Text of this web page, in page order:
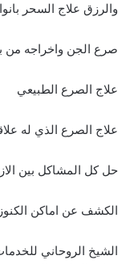
والرزق علاج السحر
صرع الجن واخراجه
علاج الصرع الطبيعي
علاج الصرع الذي له
حل كل المشاكل بين
الكشف عن اماكن الكنوز
الشيخ الروحاني